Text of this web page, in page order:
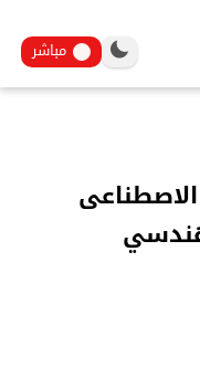
مباشر